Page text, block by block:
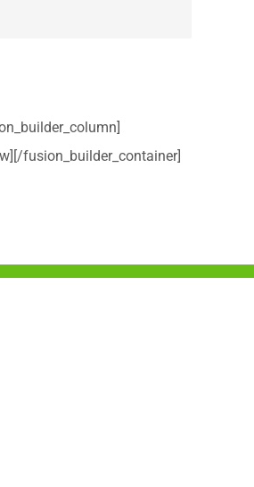
fusion_builder_container]